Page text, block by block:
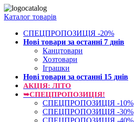
Каталог товарів
СПЕЦПРОПОЗИЦІЯ -20%
Нові товари за останнi 7 днiв
Канцтовари
Хозтовари
Іграшки
Нові товари за останнi 15 днiв
АКЦІЯ: ЛІТО
➥СПЕЦПРОПОЗИЦІЯ!
СПЕЦПРОПОЗИЦІЯ -10%
СПЕЦПРОПОЗИЦІЯ -30%
СПЕЦПРОПОЗИЦІЯ -40%